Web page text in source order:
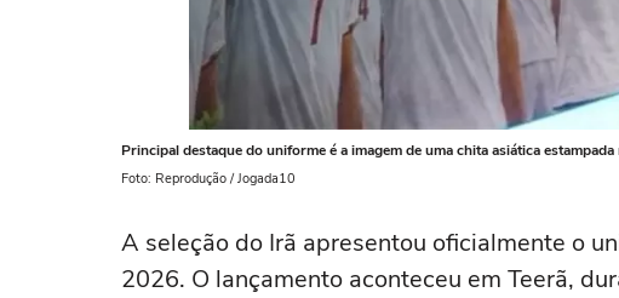
Principal destaque do uniforme é a imagem de uma chita asiática
Foto: Reprodução / Jogada10
A seleção do Irã apresentou oficialmente o
2026. O lançamento aconteceu em Teerã,